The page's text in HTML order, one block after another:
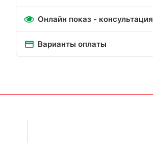
Онлайн показ - консультация
Варианты оплаты